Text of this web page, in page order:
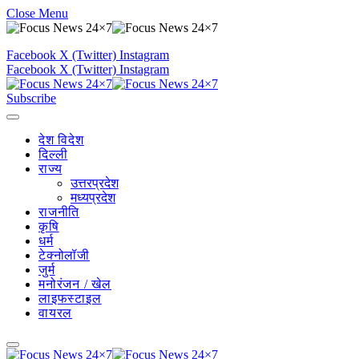
Close Menu
Facebook X (Twitter) Instagram
Facebook X (Twitter) Instagram
Subscribe
देश विदेश
दिल्ली
राज्य
उत्तरप्रदेश
मध्यप्रदेश
राजनीति
कृषि
धर्म
टेक्नोलॉजी
जुर्म
मनोरंजन / खेल
लाइफस्टाइल
वायरल